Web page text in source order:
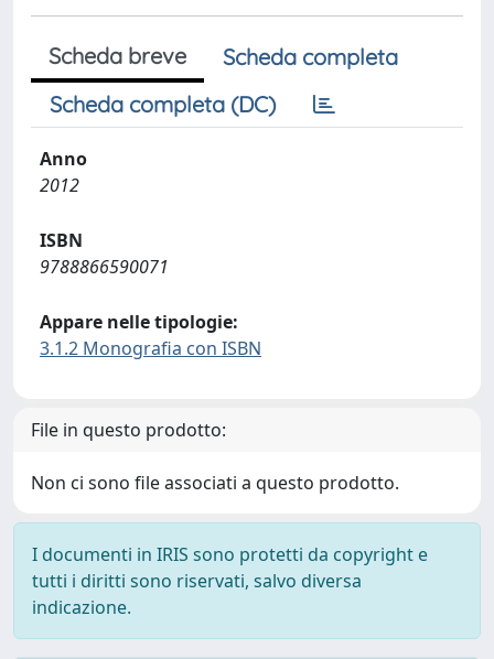
Scheda breve
Scheda completa
Scheda completa (DC)
Anno
2012
ISBN
9788866590071
Appare nelle tipologie:
3.1.2 Monografia con ISBN
File in questo prodotto:
Non ci sono file associati a questo prodotto.
I documenti in IRIS sono protetti da copyright e
tutti i diritti sono riservati, salvo diversa
indicazione.